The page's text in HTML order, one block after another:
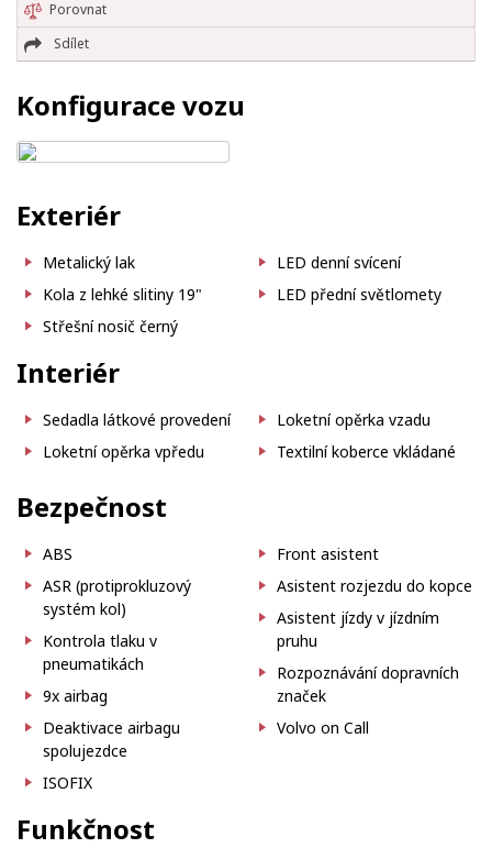
Porovnat
Sdílet
Konfigurace vozu
Exteriér
Metalický lak
Kola z lehké slitiny 19"
Střešní nosič černý
LED denní svícení
LED přední světlomety
Interiér
Sedadla látkové provedení
Loketní opěrka vpředu
Loketní opěrka vzadu
Textilní koberce vkládané
Bezpečnost
ABS
ASR (protiprokluzový
systém kol)
Kontrola tlaku v
pneumatikách
9x airbag
Deaktivace airbagu
spolujezdce
ISOFIX
Front asistent
Asistent rozjezdu do kopce
Asistent jízdy v jízdním
pruhu
Rozpoznávání dopravních
značek
Volvo on Call
Funkčnost